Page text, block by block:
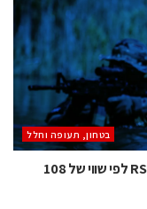
בטחון, תעופה וחלל
קרן IPE רוכשת את השליטה ב־RSL Electronics לפי שווי של 108